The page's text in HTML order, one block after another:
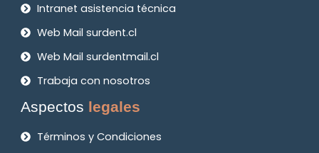
Intranet asistencia técnica
Web Mail surdent.cl
Web Mail surdentmail.cl
Trabaja con nosotros
Aspectos legales
Términos y Condiciones